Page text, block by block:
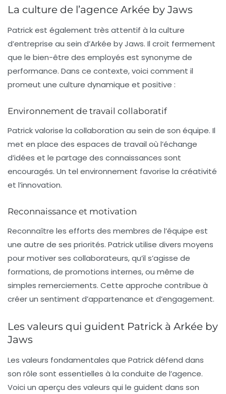
La culture de l’agence Arkée by Jaws
Patrick est également très attentif à la culture
d’entreprise au sein d’Arkée by Jaws. Il croit fermement
que le bien-être des employés est synonyme de
performance. Dans ce contexte, voici comment il
promeut une culture dynamique et positive :
Environnement de travail collaboratif
Patrick valorise la collaboration au sein de son équipe. Il
met en place des espaces de travail où l’échange
d’idées et le partage des connaissances sont
encouragés. Un tel environnement favorise la créativité
et l’innovation.
Reconnaissance et motivation
Reconnaître les efforts des membres de l’équipe est
une autre de ses priorités. Patrick utilise divers moyens
pour motiver ses collaborateurs, qu’il s’agisse de
formations, de promotions internes, ou même de
simples remerciements. Cette approche contribue à
créer un sentiment d’appartenance et d’engagement.
Les valeurs qui guident Patrick à Arkée by
Jaws
Les valeurs fondamentales que Patrick défend dans
son rôle sont essentielles à la conduite de l’agence.
Voici un aperçu des valeurs qui le guident dans son